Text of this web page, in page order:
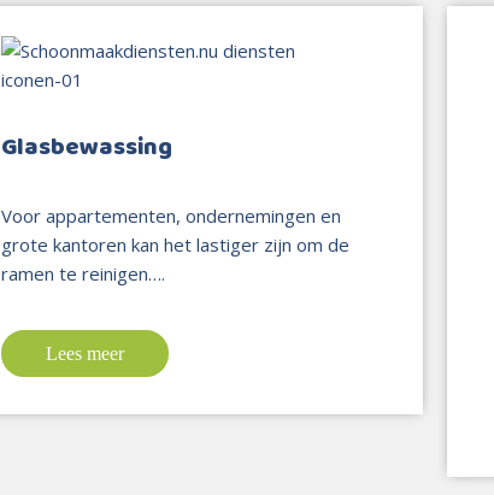
Glasbewassing
Voor appartementen, ondernemingen en
grote kantoren kan het lastiger zijn om de
ramen te reinigen….
Lees meer